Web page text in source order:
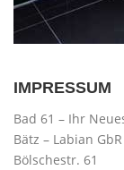
IMPRESSUM
Bad 61 – Ihr
Bätz – Labian GbR
Bölschestr. 61